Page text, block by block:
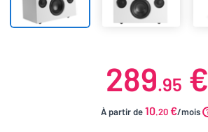
289.95 €
À partir de10.20 €/mois